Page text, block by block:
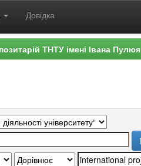
Довідка
ТНТУ імені Івана Пулюя